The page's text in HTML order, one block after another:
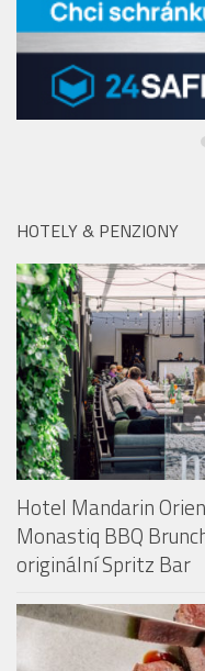
HOTELY & PENZIONY
Hotel Mandarin
Monastiq BBQ
originální Spritz Bar